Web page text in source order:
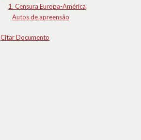
1. Censura Europa-América
Autos de apreensão
Citar Documento